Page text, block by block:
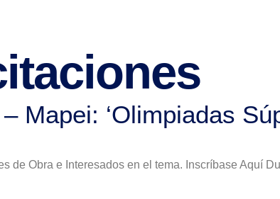
Mapei: ‘Olimpiadas
de Obra e Interesados en el tema. Inscríbase Aquí